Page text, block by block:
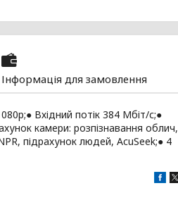
Інформація для замовлення
Вхідний потік 384 Мбіт/с;●
камери: розпізнавання облич,
підрахунок людей, AcuSeek;● 4